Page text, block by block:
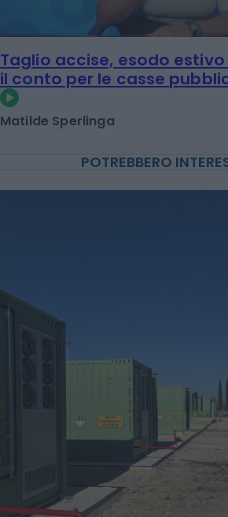
Taglio accise, esodo estivo
il conto per le casse
Matilde Sperlinga
POTREBBERO